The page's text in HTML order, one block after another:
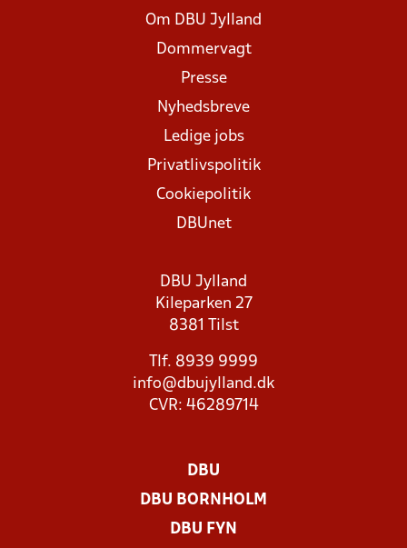
Om DBU Jylland
Dommervagt
Presse
Nyhedsbreve
Ledige jobs
Privatlivspolitik
Cookiepolitik
DBUnet
DBU Jylland
Kileparken 27
8381 Tilst
Tlf. 8939 9999
info@dbujylland.dk
CVR: 46289714
DBU
DBU BORNHOLM
DBU FYN